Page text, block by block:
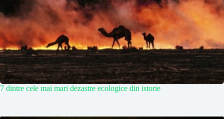
7 dintre cele mai mari dezastre ecologice din istorie